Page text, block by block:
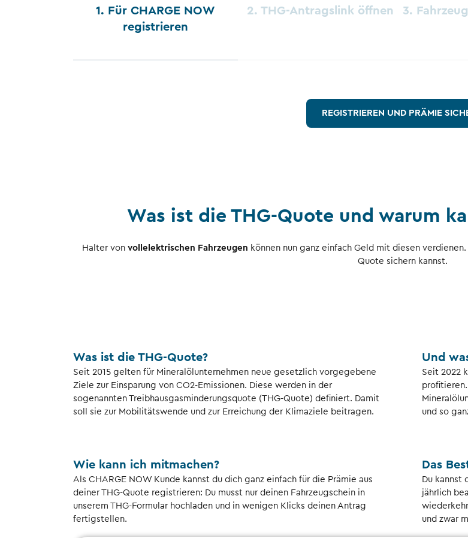
1. Für CHARGE NOW
registrieren
2. THG-Antragslink öffnen 3.
REGISTRIEREN UND PRÄMIE
Was ist die THG-Quote und warum
Halter von vollelektrischen Fahrzeugen können nun ganz einfach Geld mit diesen
Quote sichern kannst.
Was ist die THG-Quote?
Seit 2015 gelten für Mineralölunternehmen neue gesetzlich vorgegebene
Ziele zur Einsparung von CO2-Emissionen. Diese werden in der
sogenannten Treibhausgasminderungsquote (THG-Quote) definiert. Damit
soll sie zur Mobilitätswende und zur Erreichung der Klimaziele beitragen.
Und
Seit 2022
und so
Wie kann ich mitmachen?
Als CHARGE NOW Kunde kannst du dich ganz einfach für die Prämie aus
deiner THG-Quote registrieren: Du musst nur deinen Fahrzeugschein in
unserem THG-Formular hochladen und in wenigen Klicks deinen Antrag
fertigstellen.
Das
Du kannst
jährlich
und zwar